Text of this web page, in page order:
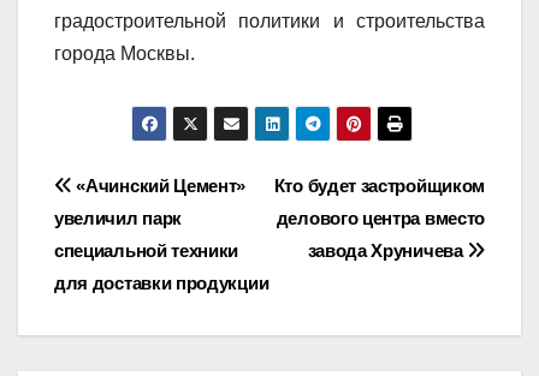
градостроительной политики и строительства
города Москвы.
Навигация
по
записям
Кто будет застройщиком
делового центра вместо
завода Хруничева
«Ачинский Цемент»
увеличил парк
специальной техники
для доставки продукции